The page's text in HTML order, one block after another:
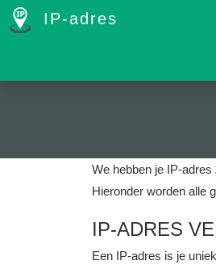
IP-adres
We hebben je IP-adres
Hieronder worden alle
IP-ADRES
Een IP-adres is je